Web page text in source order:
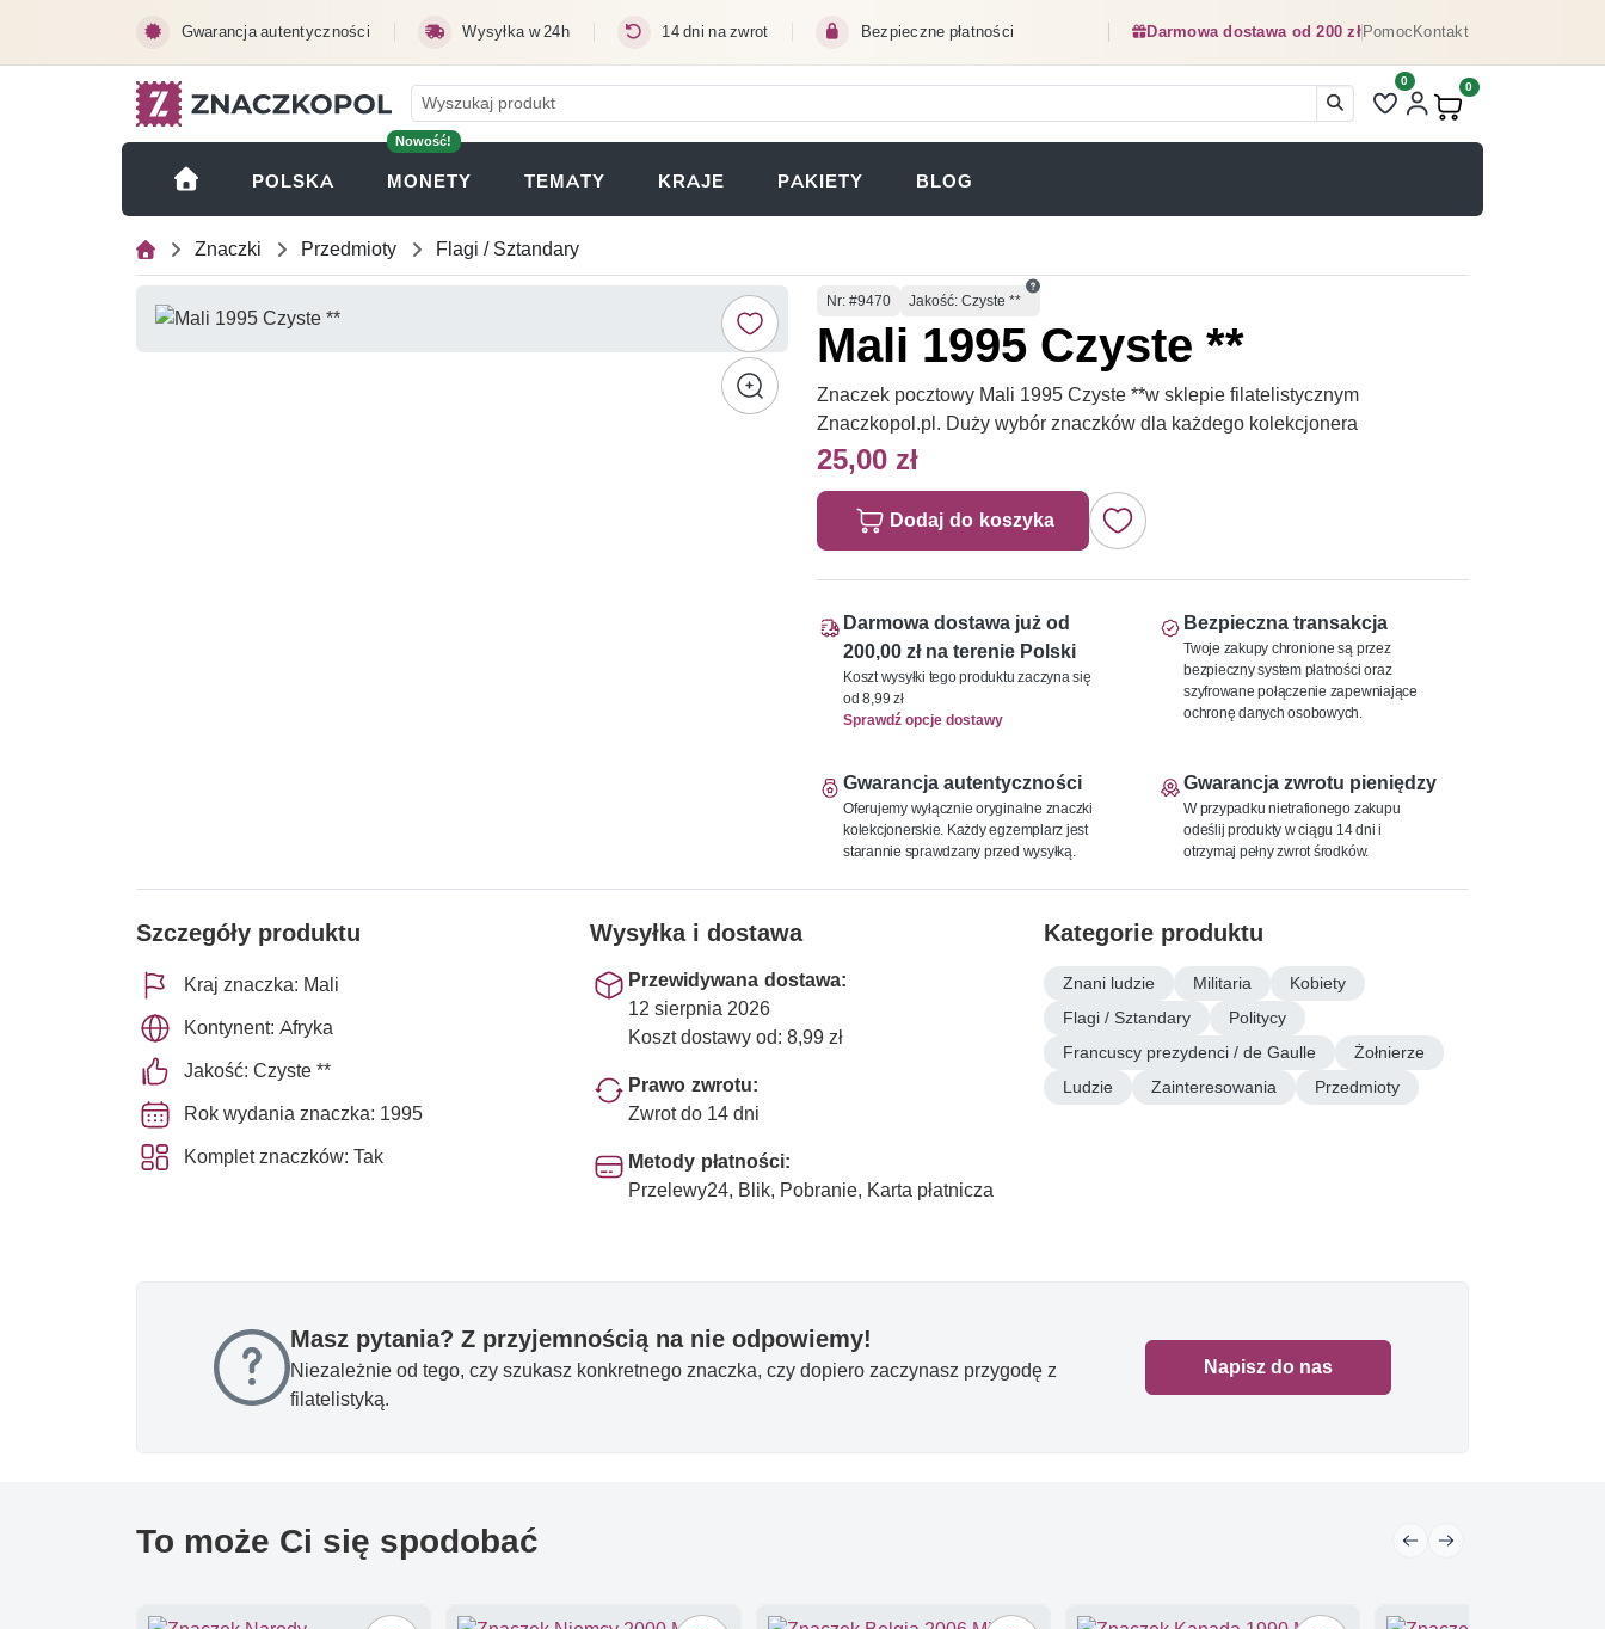
Gwarancja autentyczności Wysyłka w 24h 14 dni na zwrot Bezpieczne płatności Darmowa dostawa od 200 złPomocKontakt
Liczba pozycji na liście
0
Produkty w koszyku:
0
POLSKA
Nowość!
MONETY (OTWIERA SIĘ W NOWEJ KARCIE)
TEMATY KRAJE PAKIETY BLOG
Znaczki Przedmioty Flagi / Sztandary
Numer
Nr: #9470 Jakość: Czyste **
Mali 1995 Czyste **
Znaczek pocztowy Mali 1995 Czyste **w sklepie filatelistycznym
Znaczkopol.pl. Duży wybór znaczków dla każdego kolekcjonera
25,00 zł
Dodaj do koszyka
Darmowa dostawa już od
200,00 zł na terenie Polski
Koszt wysyłki tego produktu zaczyna się
od 8,99 zł
Sprawdź opcje dostawy
Bezpieczna transakcja
Twoje zakupy chronione są przez
bezpieczny system płatności oraz
szyfrowane połączenie zapewniające
ochronę danych osobowych.
Gwarancja autentyczności
Oferujemy wyłącznie oryginalne znaczki
kolekcjonerskie. Każdy egzemplarz jest
starannie sprawdzany przed wysyłką.
Gwarancja zwrotu pieniędzy
W przypadku nietrafionego zakupu
odeślij produkty w ciągu 14 dni i
otrzymaj pełny zwrot środków.
Szczegóły produktu
Kraj znaczka: Mali
Kontynent: Afryka
Jakość: Czyste **
Rok wydania znaczka: 1995
Komplet znaczków: Tak
Wysyłka i dostawa
Przewidywana dostawa:
12 sierpnia 2026
Koszt dostawy od: 8,99 zł
Prawo zwrotu:
Zwrot do 14 dni
Metody płatności:
Przelewy24, Blik, Pobranie, Karta płatnicza
Kategorie produktu
Znani ludzie Militaria
Kobiety
Flagi / Sztandary
Politycy
Francuscy prezydenci / de Gaulle
Żołnierze
Ludzie
Zainteresowania Przedmioty
Masz pytania? Z przyjemnością na nie odpowiemy!
Niezależnie od tego, czy szukasz konkretnego znaczka, czy dopiero zaczynasz przygodę z
filatelistyką.
Napisz do nas
To może Ci się spodobać